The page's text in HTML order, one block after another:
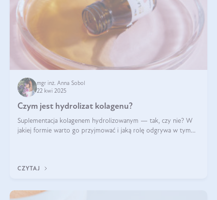
mgr inż. Anna Sobol
22 kwi 2025
Czym jest hydrolizat kolagenu?
Suplementacja kolagenem hydrolizowanym — tak, czy nie? W
jakiej formie warto go przyjmować i jaką rolę odgrywa w tym
CZYTAJ